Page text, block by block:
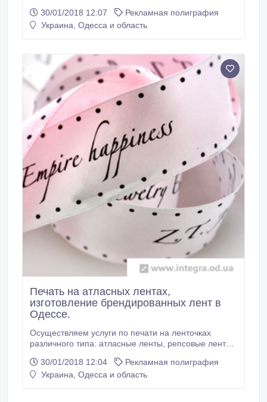
шелкотрафаретной печати, прямой цифровой
печати или же с помощью термотрансферного
необходимо напечатать, а также от состава ткани,
на которой необходимо сделать нанесение.
30/01/2018 12:07
Рекламная полиграфия
Украина, Одесса и область
Печать на атласных лентах,
изготовление брендированных лент в
Одессе.
Осуществляем услуги по печати на ленточках
различного типа: атласные ленты, репсовые ленты,
изготавливаются с помощью трафаретной печати
или же тиснения. Наиболее популярные ленты –
30/01/2018 12:04
Рекламная полиграфия
Украина, Одесса и область